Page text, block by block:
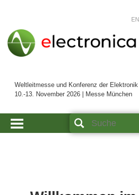
Weltleitmesse und Konferenz der Elektronik
10.-13. November 2026 | Messe München
EN